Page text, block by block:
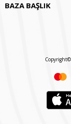
BAZA BAŞLIK